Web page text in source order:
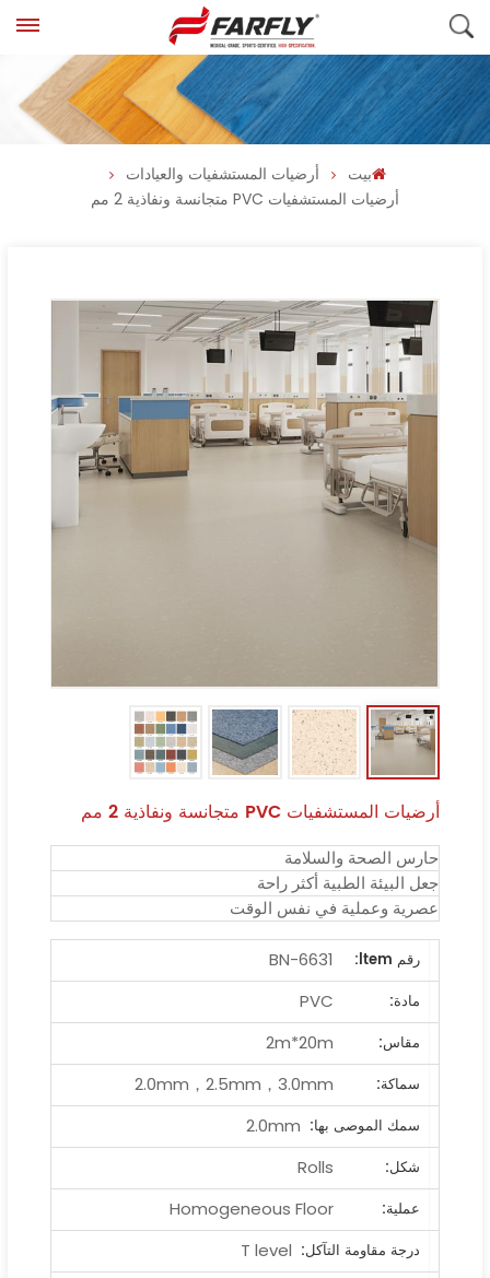
بيت
أرضيات المستشفيات والعيادات
أرضيات المستشفيات PVC متجانسة ونفاذية 2 مم
أرضيات المستشفيات PVC متجانسة ونفاذية 2 مم
حارس الصحة والسلامة
جعل البيئة الطبية أكثر راحة
عصرية وعملية في نفس الوقت
رقم ltem:
BN-6631
مادة:
PVC
مقاس:
2m*20m
سماكة:
2.0mm，2.5mm，3.0mm
سمك الموصى بها: 2.0mm
شكل:
Rolls
عملية:
Homogeneous Floor
درجة مقاومة التآكل: T level